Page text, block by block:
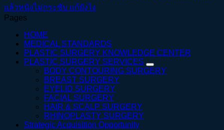
แล้วหนังไม่กระชับ แก้ยังไง
Pages
HOME
MEDICAL STANDARDS
PLASTIC SURGERY KNOWLEDGE CENTER
PLASTIC SURGERY SERVICES
BODY CONTOURING SURGERY
BREAST SURGERY
EYELID SURGERY
FACIAL SURGERY
HAIR & SCALP SURGERY
RHINOPLASTY SURGERY
Strategic Acquisition Opportunity